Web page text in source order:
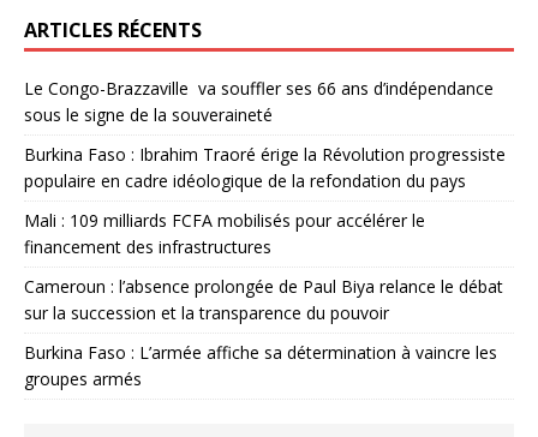
ARTICLES RÉCENTS
Le Congo-Brazzaville va souffler ses 66 ans d’indépendance
sous le signe de la souveraineté
Burkina Faso : Ibrahim Traoré érige la Révolution progressiste
populaire en cadre idéologique de la refondation du pays
Mali : 109 milliards FCFA mobilisés pour accélérer le
financement des infrastructures
Cameroun : l’absence prolongée de Paul Biya relance le débat
sur la succession et la transparence du pouvoir
Burkina Faso : L’armée affiche sa détermination à vaincre les
groupes armés